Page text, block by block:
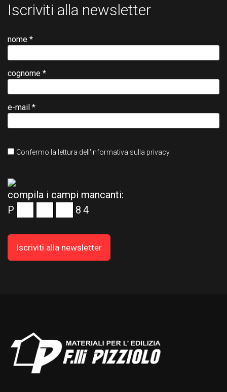
Iscriviti alla newsletter
nome *
cognome *
e-mail *
Confermo la lettura dell'informativa sulla privacy
compila i campi mancanti:
P
8 4